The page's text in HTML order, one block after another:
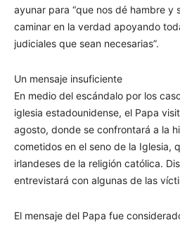
ayunar para “que nos dé hambre y
caminar en la verdad apoyando
judiciales que sean necesarias”.
Un mensaje insuficiente
En medio del escándalo por los
iglesia estadounidense, el Papa
agosto, donde se confrontará a la
cometidos en el seno de la Iglesia,
irlandeses de la religión católica.
entrevistará con algunas de las
El mensaje del Papa fue